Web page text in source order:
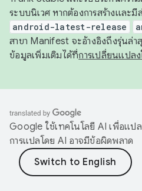
ระบบนิเวศ หากต้องการสร้างและ
android-latest-release
สาขา Manifest จะอ้างอิงถึงรุ่นล่
ข้อมูลเพิ่มเติมได้ที่การเปลี่ยนแปล
Google ใช้เทคโนโลยี AI เพื่อแป
การแปลโดย AI อาจมีข้อผิดพลาด